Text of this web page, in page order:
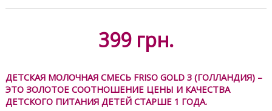
399 грн.
ДЕТСКАЯ МОЛОЧНАЯ СМЕСЬ FRISO GOLD 3 (ГОЛЛАНДИЯ) –
ЭТО ЗОЛОТОЕ СООТНОШЕНИЕ ЦЕНЫ И КАЧЕСТВА
ДЕТСКОГО ПИТАНИЯ ДЕТЕЙ СТАРШЕ 1 ГОДА.